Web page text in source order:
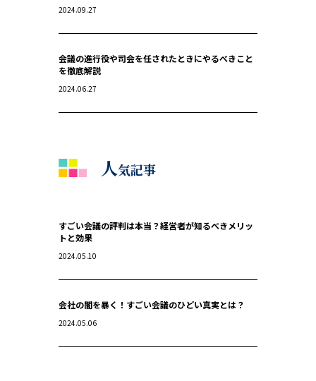
2024.09.27
会議の進行役や司会を任されたときにやるべきこと
を徹底解説
2024.06.27
人気記事
すごい会議の評判は本当？経営者が知るべきメリッ
トと効果
2024.05.10
会社の闇を暴く！すごい会議のひどい真実とは？
2024.05.06